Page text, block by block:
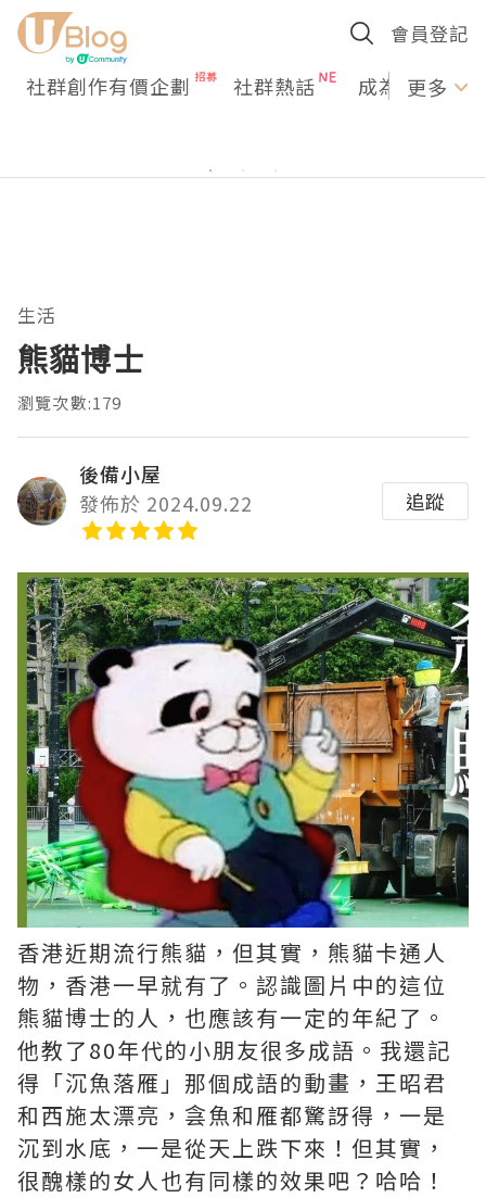
會員登記
社群創作有價企劃 社群熱話 成為U更多
生活
熊貓博士
瀏覽次數:179
後備小屋
發佈於 2024.09.22
追蹤
香港近期流行熊貓，但其實，熊貓卡通人
物，香港一早就有了。認識圖片中的這位
熊貓博士的人，也應該有一定的年紀了。
他教了80年代的小朋友很多成語。我還記
得「沉魚落雁」那個成語的動畫，王昭君
和西施太漂亮，侌魚和雁都驚訝得，一是
沉到水底，一是從天上跌下來！但其實，
很醜樣的女人也有同樣的效果吧？哈哈！